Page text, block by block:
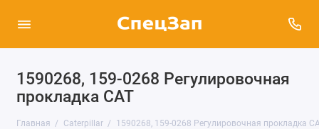
1590268, 159-0268 Регулировочная
прокладка CAT
Главная Caterpillar 1590268, 159-0268 Регулировочная прокладка